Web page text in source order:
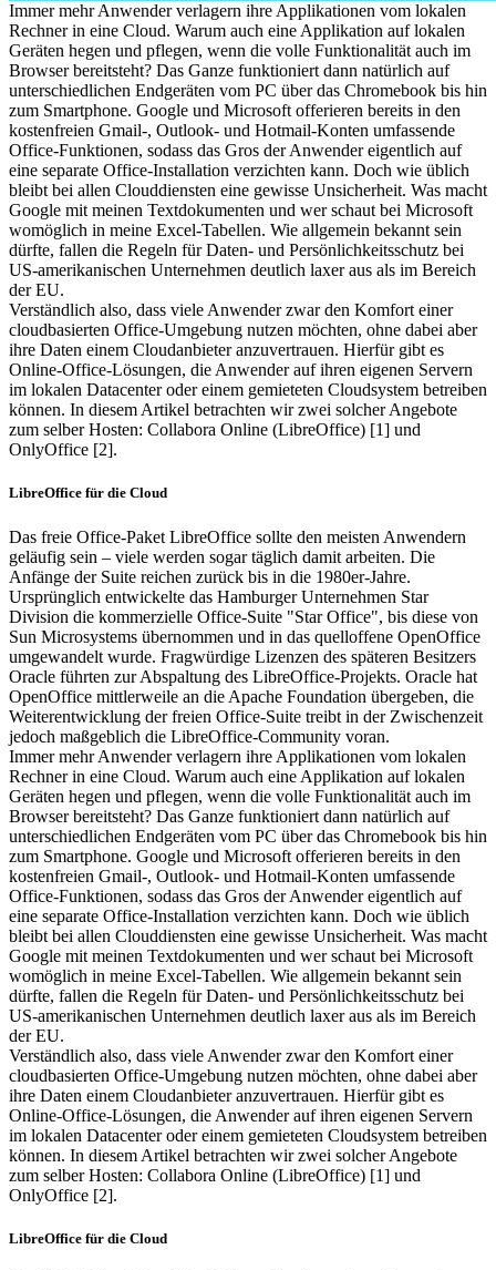
Immer mehr Anwender verlagern ihre Applikationen vom lokalen
Rechner in eine Cloud. Warum auch eine Applikation auf lokalen
Geräten hegen und pflegen, wenn die volle Funktionalität auch im
Browser bereitsteht? Das Ganze funktioniert dann natürlich auf
unterschiedlichen Endgeräten vom PC über das Chromebook bis hin
zum Smartphone. Google und Microsoft offerieren bereits in den
kostenfreien Gmail-, Outlook- und Hotmail-Konten umfassende
Office-Funktionen, sodass das Gros der Anwender eigentlich auf
eine separate Office-Installation verzichten kann. Doch wie üblich
bleibt bei allen Clouddiensten eine gewisse Unsicherheit. Was macht
Google mit meinen Textdokumenten und wer schaut bei Microsoft
womöglich in meine Excel-Tabellen. Wie allgemein bekannt sein
dürfte, fallen die Regeln für Daten- und Persönlichkeitsschutz bei
US-amerikanischen Unternehmen deutlich laxer aus als im Bereich
der EU.
Verständlich also, dass viele Anwender zwar den Komfort einer
cloudbasierten Office-Umgebung nutzen möchten, ohne dabei aber
ihre Daten einem Cloudanbieter anzuvertrauen. Hierfür gibt es
Online-Office-Lösungen, die Anwender auf ihren eigenen Servern
im lokalen Datacenter oder einem gemieteten Cloudsystem betreiben
können. In diesem Artikel betrachten wir zwei solcher Angebote
zum selber Hosten: Collabora Online (LibreOffice) [1] und
OnlyOffice [2].
LibreOffice für die Cloud
Das freie Office-Paket LibreOffice sollte den meisten Anwendern
geläufig sein – viele werden sogar täglich damit arbeiten. Die
Anfänge der Suite reichen zurück bis in die 1980er-Jahre.
Ursprünglich entwickelte das Hamburger Unternehmen Star
Division die kommerzielle Office-Suite "Star Office", bis diese von
Sun Microsystems übernommen und in das quelloffene OpenOffice
umgewandelt wurde. Fragwürdige Lizenzen des späteren Besitzers
Oracle führten zur Abspaltung des LibreOffice-Projekts. Oracle hat
OpenOffice mittlerweile an die Apache Foundation übergeben, die
Weiterentwicklung der freien Office-Suite treibt in der Zwischenzeit
jedoch maßgeblich die LibreOffice-Community voran.
Immer mehr Anwender verlagern ihre Applikationen vom lokalen
Rechner in eine Cloud. Warum auch eine Applikation auf lokalen
Geräten hegen und pflegen, wenn die volle Funktionalität auch im
Browser bereitsteht? Das Ganze funktioniert dann natürlich auf
unterschiedlichen Endgeräten vom PC über das Chromebook bis hin
zum Smartphone. Google und Microsoft offerieren bereits in den
kostenfreien Gmail-, Outlook- und Hotmail-Konten umfassende
Office-Funktionen, sodass das Gros der Anwender eigentlich auf
eine separate Office-Installation verzichten kann. Doch wie üblich
bleibt bei allen Clouddiensten eine gewisse Unsicherheit. Was macht
Google mit meinen Textdokumenten und wer schaut bei Microsoft
womöglich in meine Excel-Tabellen. Wie allgemein bekannt sein
dürfte, fallen die Regeln für Daten- und Persönlichkeitsschutz bei
US-amerikanischen Unternehmen deutlich laxer aus als im Bereich
der EU.
Verständlich also, dass viele Anwender zwar den Komfort einer
cloudbasierten Office-Umgebung nutzen möchten, ohne dabei aber
ihre Daten einem Cloudanbieter anzuvertrauen. Hierfür gibt es
Online-Office-Lösungen, die Anwender auf ihren eigenen Servern
im lokalen Datacenter oder einem gemieteten Cloudsystem betreiben
können. In diesem Artikel betrachten wir zwei solcher Angebote
zum selber Hosten: Collabora Online (LibreOffice) [1] und
OnlyOffice [2].
LibreOffice für die Cloud